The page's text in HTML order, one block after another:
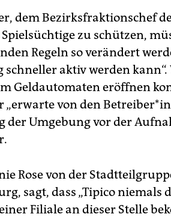
dem Bezirksfraktionschef
zu schützen,
Regeln so verändert
schneller aktiv werden
Geldautomaten eröffnen
„erwarte von den
der Umgebung vor der
Rose von der
sagt, dass „Tipico niemals
Filiale an dieser Stelle